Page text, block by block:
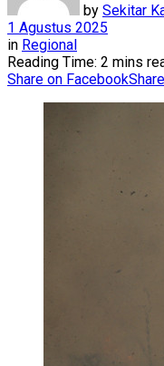
by Sekitar
1 Agustus 2025
in Regional
Reading Time: 2 mins
Share on Facebook